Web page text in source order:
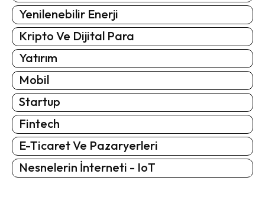
Yenilenebilir Enerji
Kripto Ve Dijital Para
Yatırım
Mobil
Startup
Fintech
E-Ticaret Ve Pazaryerleri
Nesnelerin İnterneti - IoT